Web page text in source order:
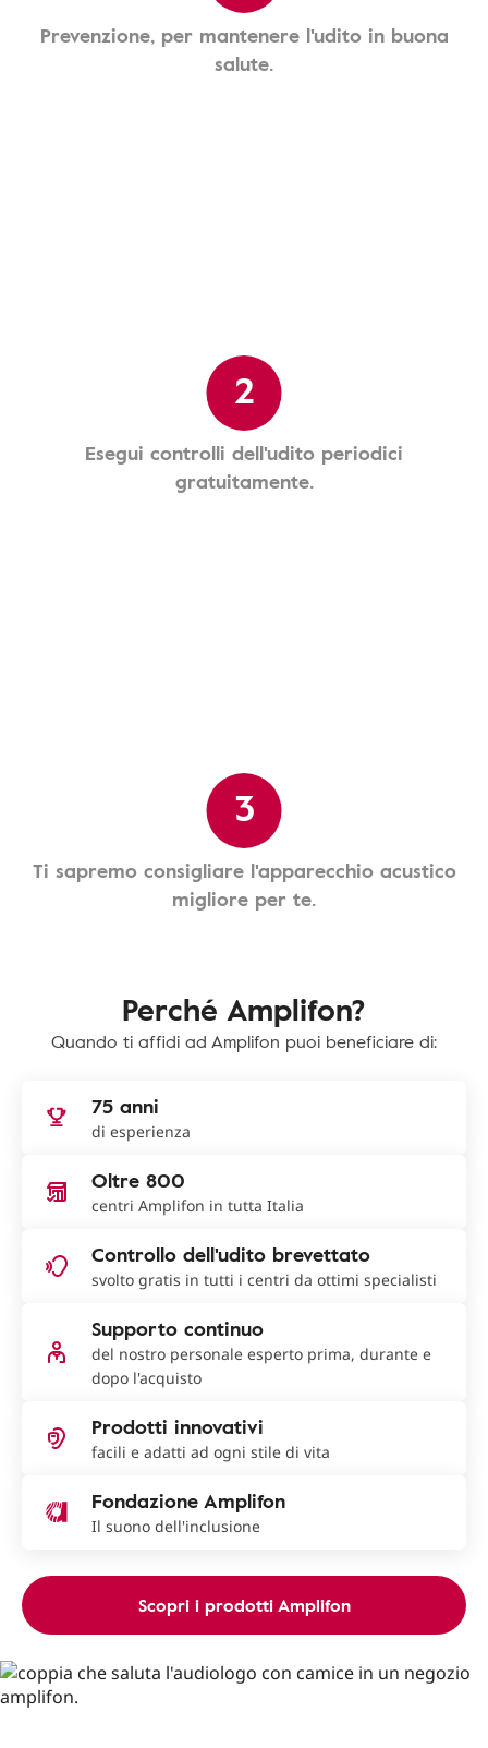
Prevenzione, per mantenere l'udito in buona
salute.
2
Esegui controlli dell'udito periodici
gratuitamente.
3
Ti sapremo consigliare l'apparecchio acustico
migliore per te.
Perché Amplifon?
Quando ti affidi ad Amplifon puoi beneficiare di:
75 anni
di esperienza
Oltre 800
centri Amplifon in tutta Italia
Controllo dell'udito brevettato
svolto gratis in tutti i centri da ottimi specialisti
Supporto continuo
del nostro personale esperto prima, durante e
dopo l'acquisto
Prodotti innovativi
facili e adatti ad ogni stile di vita
Fondazione Amplifon
Il suono dell'inclusione
Scopri i prodotti Amplifon